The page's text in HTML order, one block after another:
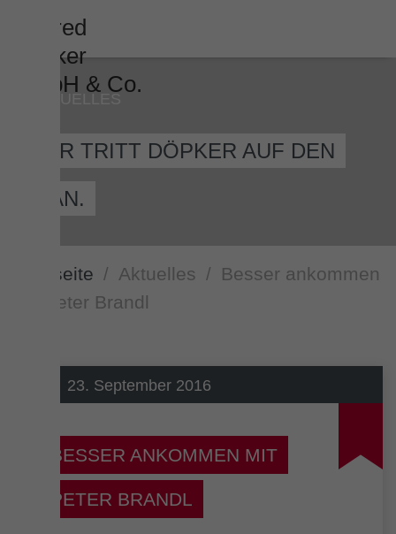
HIER TRITT DÖPKER AUF DEN
PLAN.
Startseite Aktuelles
Besser ankommen
mit Peter Brandl
23. September 2016
BESSER ANKOMMEN MIT
PETER BRANDL